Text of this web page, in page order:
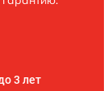
3 лет